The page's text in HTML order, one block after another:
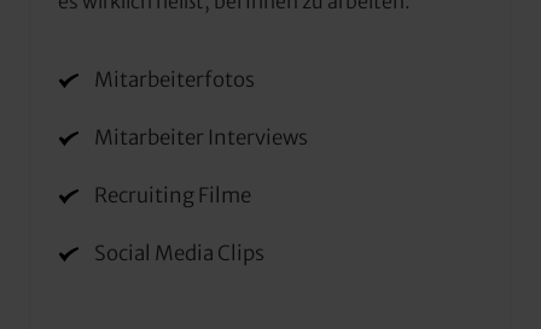
Mitarbeiterfotos
Mitarbeiter Interviews
Recruiting Filme
Social Media Clips